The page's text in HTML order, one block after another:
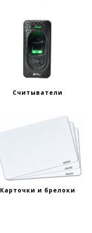
Считыватели
Карточки и брелоки